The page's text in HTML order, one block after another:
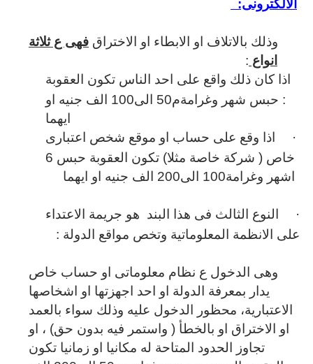
الالكترونى:
وذلك بالاتلاف او الابطاء او الاختراقفهى ع ثلاثة
انواع :
اذا كان ذلك واقع على احد الناس تكون العقوبة
: حبس شهر وغرامةم50 الى100 الف جنيه او
ايهما
·
اذا وقع على حساب او موقع شخص اعتبارى
خاص ( شركة خاصة مثلا) تكون العقوبة حبس 6
اشهر وغرامة100 الى200 الف جنيه او ايهما
·
النوع الثالث فى هذا البند هو جريمة الاعتداء
على الانظمة المعلوماتية وتخص مواقع الدولة :
وهى الدخول ع نظام معلوماتى او حساب خاص
يدار بمعرفة الدولة او احد اجهزتها او اشخاصها
الاعتبارية، محظور الدخول عليه وذلك سواء بالعمد
او الاختراق او بالخطأ ( واستمر فيه بدون حق) ، او
تجاوز الحدود المتاحة له مكانيا او زمانيا تكون